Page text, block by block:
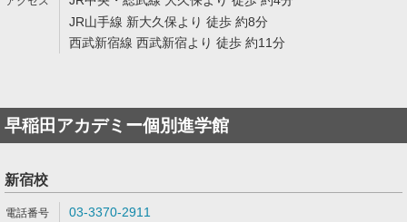
JR山手線 新大久保より 徒歩 約8分
西武新宿線 西武新宿より 徒歩 約11分
早稲田アカデミー個別進学館
新宿校
03-3370-2911